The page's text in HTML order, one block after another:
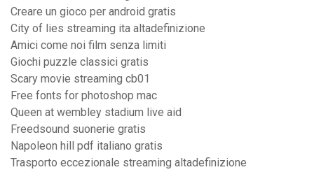
Creare un gioco per android gratis
City of lies streaming ita altadefinizione
Amici come noi film senza limiti
Giochi puzzle classici gratis
Scary movie streaming cb01
Free fonts for photoshop mac
Queen at wembley stadium live aid
Freedsound suonerie gratis
Napoleon hill pdf italiano gratis
Trasporto eccezionale streaming altadefinizione